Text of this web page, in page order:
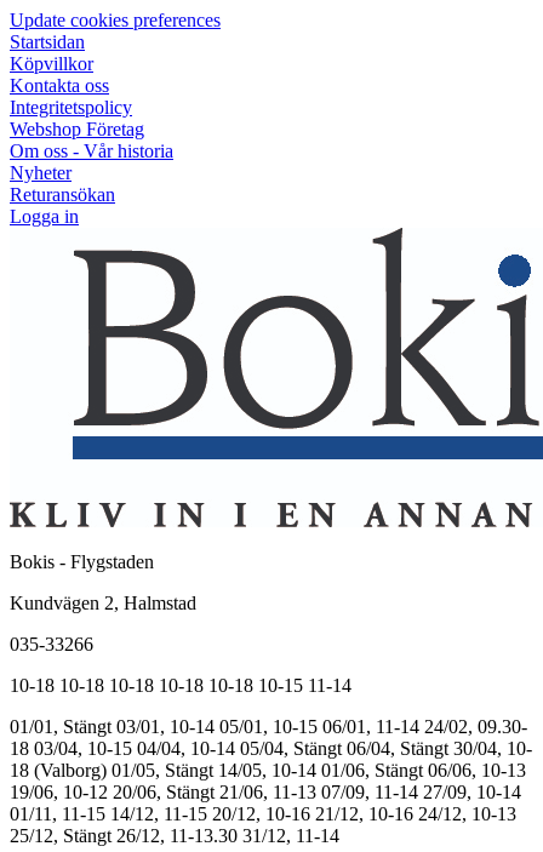
Update cookies preferences
Startsidan
Köpvillkor
Kontakta oss
Integritetspolicy
Webshop Företag
Om oss - Vår historia
Nyheter
Returansökan
Logga in
Bokis - Flygstaden
Kundvägen 2, Halmstad
035-33266
10-18 10-18 10-18 10-18 10-18 10-15 11-14
01/01, Stängt 03/01, 10-14 05/01, 10-15 06/01, 11-14 24/02, 09.30-
18 03/04, 10-15 04/04, 10-14 05/04, Stängt 06/04, Stängt 30/04, 10-
18 (Valborg) 01/05, Stängt 14/05, 10-14 01/06, Stängt 06/06, 10-13
19/06, 10-12 20/06, Stängt 21/06, 11-13 07/09, 11-14 27/09, 10-14
01/11, 11-15 14/12, 11-15 20/12, 10-16 21/12, 10-16 24/12, 10-13
25/12, Stängt 26/12, 11-13.30 31/12, 11-14